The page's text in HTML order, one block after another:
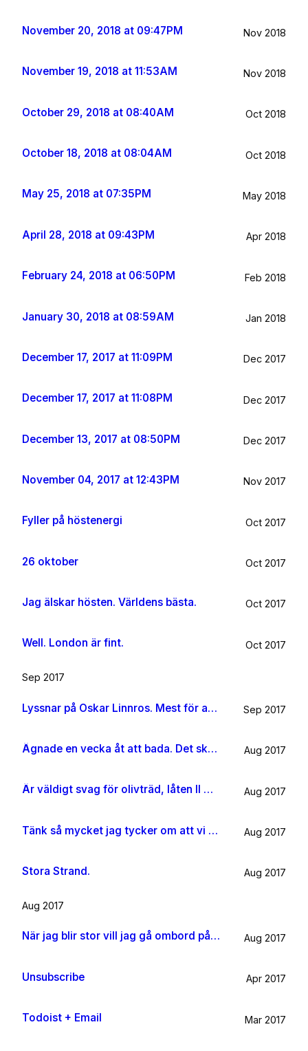
November 20, 2018 at 09:47PM Nov 2018
November 19, 2018 at 11:53AM Nov 2018
October 29, 2018 at 08:40AM Oct 2018
October 18, 2018 at 08:04AM Oct 2018
May 25, 2018 at 07:35PM May 2018
April 28, 2018 at 09:43PM Apr 2018
February 24, 2018 at 06:50PM Feb 2018
January 30, 2018 at 08:59AM Jan 2018
December 17, 2017 at 11:09PM Dec 2017
December 17, 2017 at 11:08PM Dec 2017
December 13, 2017 at 08:50PM Dec 2017
November 04, 2017 at 12:43PM Nov 2017
Fyller på höstenergi Oct 2017
26 oktober Oct 2017
Jag älskar hösten. Världens bästa. Oct 2017
Well. London är fint. Oct 2017
Sep 2017
Lyssnar på Oskar Linnros. Mest för att det känns rätt. Oavsett. Sep 2017
Ägnade en vecka åt att bada. Det ska jag göra någon mer gång i livet. Aug 2017
Är väldigt svag för olivträd, låten Il mondo och motljus som möter vacker utsikt. Så lever lite på känslan av Grekland ett tag till. Aug 2017
Tänk så mycket jag tycker om att vi har kossor på vägen till sommarhuset. Aug 2017
Stora Strand. Aug 2017
Aug 2017
När jag blir stor vill jag gå ombord på en sån dära båt och äta gifflar och dricka något gott. Bara för att det känns som något jag skulle tycka om. Aug 2017
Unsubscribe Apr 2017
Todoist + Email Mar 2017